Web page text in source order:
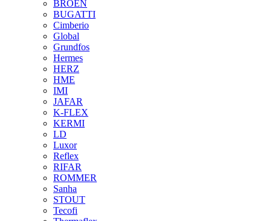
BROEN
BUGATTI
Cimberio
Global
Grundfos
Hermes
HERZ
HME
IMI
JAFAR
K-FLEX
KERMI
LD
Luxor
Reflex
RIFAR
ROMMER
Sanha
STOUT
Tecofi